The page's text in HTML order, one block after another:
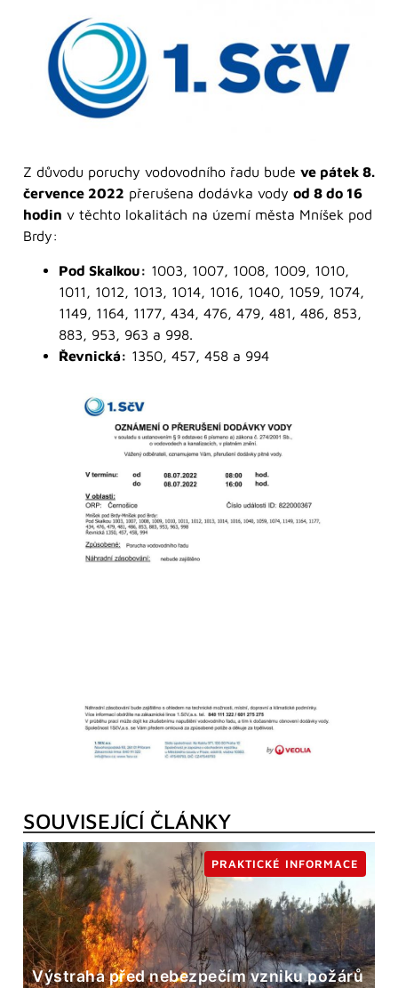
Z důvodu poruchy vodovodního řadu bude ve pátek 8.
července 2022 přerušena dodávka vody od 8 do 16
hodin v těchto lokalitách na území města Mníšek pod
Brdy:
Pod Skalkou: 1003, 1007, 1008, 1009, 1010,
1011, 1012, 1013, 1014, 1016, 1040, 1059, 1074,
1149, 1164, 1177, 434, 476, 479, 481, 486, 853,
883, 953, 963 a 998.
Řevnická: 1350, 457, 458 a 994
SOUVISEJÍCÍ ČLÁNKY
Výstraha před nebezpečím vzniku požárů
PRAKTICKÉ INFORMACE